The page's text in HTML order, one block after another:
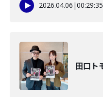
2026.04.06 |00:29:35
田口ト